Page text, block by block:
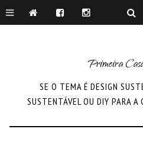
Primeira
SE O TEMA É DESIGN
SUSTENTÁVEL OU DIY PARA